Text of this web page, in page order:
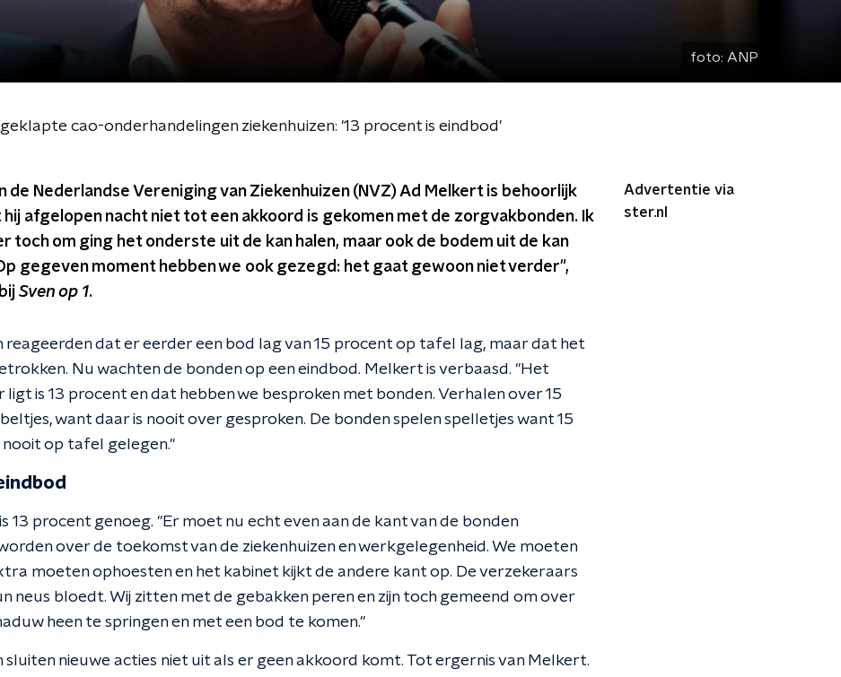
foto: ANP
cao-onderhandelingen ziekenhuizen: '13 procent is eindbod'
de Nederlandse Vereniging van Ziekenhuizen (NVZ) Ad Melkert is behoorlijk
afgelopen nacht niet tot een akkoord is gekomen met de zorgvakbonden. Ik
toch om ging het onderste uit de kan halen, maar ook de bodem uit de kan
gegeven moment hebben we ook gezegd: het gaat gewoon niet verder",
Sven op 1.
reageerden dat er eerder een bod lag van 15 procent op tafel lag, maar dat het
Nu wachten de bonden op een eindbod. Melkert is verbaasd. "Het
ligt is 13 procent en dat hebben we besproken met bonden. Verhalen over 15
want daar is nooit over gesproken. De bonden spelen spelletjes want 15
op tafel gelegen."
13 procent genoeg. "Er moet nu echt even aan de kant van de bonden
over de toekomst van de ziekenhuizen en werkgelegenheid. We moeten
moeten ophoesten en het kabinet kijkt de andere kant op. De verzekeraars
neus bloedt. Wij zitten met de gebakken peren en zijn toch gemeend om over
heen te springen en met een bod te komen."
sluiten nieuwe acties niet uit als er geen akkoord komt. Tot ergernis van Melkert.
Advertentie via
ster.nl